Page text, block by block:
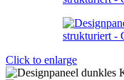
Click to enlarge